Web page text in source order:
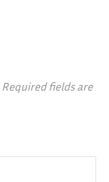
Required fields are